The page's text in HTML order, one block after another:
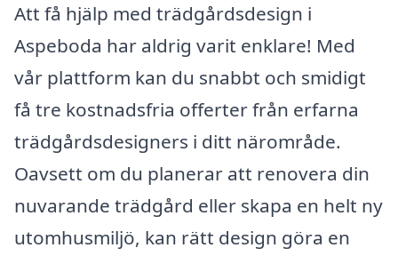
Att få hjälp med trädgårdsdesign i
Aspeboda har aldrig varit enklare! Med
vår plattform kan du snabbt och smidigt
få tre kostnadsfria offerter från erfarna
trädgårdsdesigners i ditt närområde.
Oavsett om du planerar att renovera din
nuvarande trädgård eller skapa en helt ny
utomhusmiljö, kan rätt design göra en